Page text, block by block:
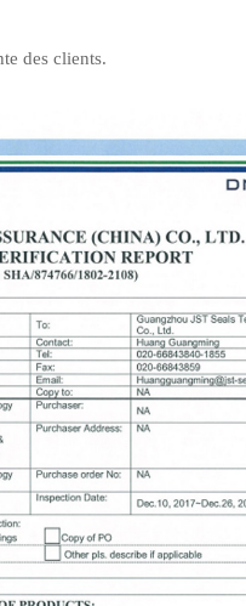
des clients.